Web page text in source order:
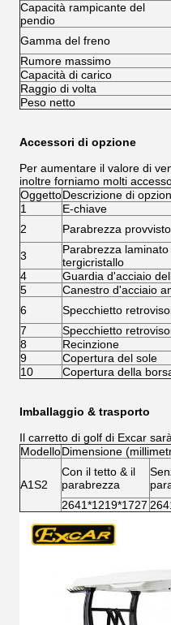
Capacità rampicante del
pendio
Gamma del freno
Rumore massimo
Capacità di carico
Raggio di volta
Peso netto
Accessori di opzione
Per aumentare il valore di
inoltre forniamo molti
OggettoDescrizione di
1
E-chiave
2
Parabrezza
3
Parabrezza
tergicristallo
4
Guardia d'acciaio
5
Canestro d'acciaio
6
Specchietto
7
Specchietto
8
Recinzione
9
Copertura del sole
10
Copertura della
Imballaggio & trasporto
Il carretto di golf di Excar
ModelloDimensione
A1S2
Con il tetto & il
parabrezza
2641*1219*1727